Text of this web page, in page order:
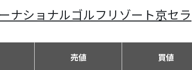
ナショナルゴルフリゾート京セラ
売値 買値